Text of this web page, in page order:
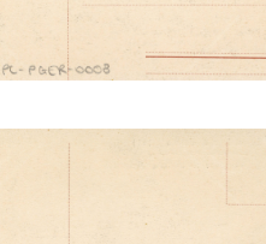
dei lavori al fine Marzo.
Padiglione dell'Ungheria